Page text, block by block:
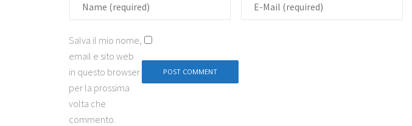
Salva il mio nome,
email e sito web
in questo browser
per la prossima
volta che
commento.